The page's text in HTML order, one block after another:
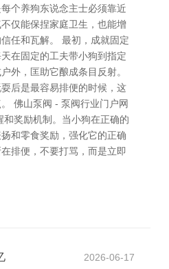
个养狗东说念主士必须靠近
仅能保捏家庭卫生，也能增
任和瓦解。 最初，成就固定
在固定的工夫带小狗到指定
外，匡助它酿成条目反射。
后是最容易排便的时候，这
佛山泵阀 - 泵阀行业门户网
奖励机制。当小狗在正确的
和零食奖励，强化它的正确
排便，不要打骂，而是立即
2026-06-17